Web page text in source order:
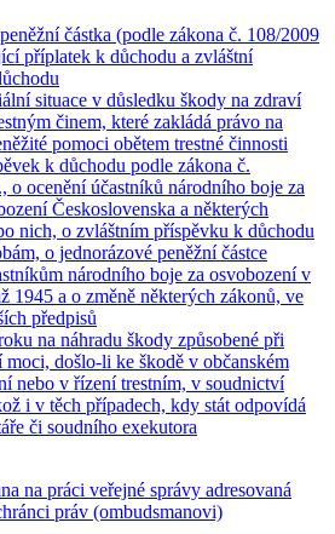
částka (podle zákona č. 108/2009
příplatek k důchodu a zvláštní
situace v důsledku škody na zdraví
činem, které zakládá právo na
pomoci obětem trestné činnosti
k důchodu podle zákona č.
o ocenění účastníků národního boje za
Československa a některých
nich, o zvláštním příspěvku k důchodu
o jednorázové peněžní částce
národního boje za osvobození v
1945 a o změně některých zákonů, ve
předpisů
na náhradu škody způsobené při
moci, došlo-li ke škodě v občanském
nebo v řízení trestním, v soudnictví
i v těch případech, kdy stát odpovídá
či soudního exekutora
na práci veřejné správy adresovaná
práv (ombudsmanovi)